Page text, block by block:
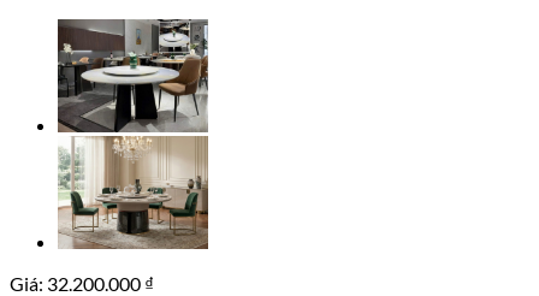
Giá: 32.200.000 ₫